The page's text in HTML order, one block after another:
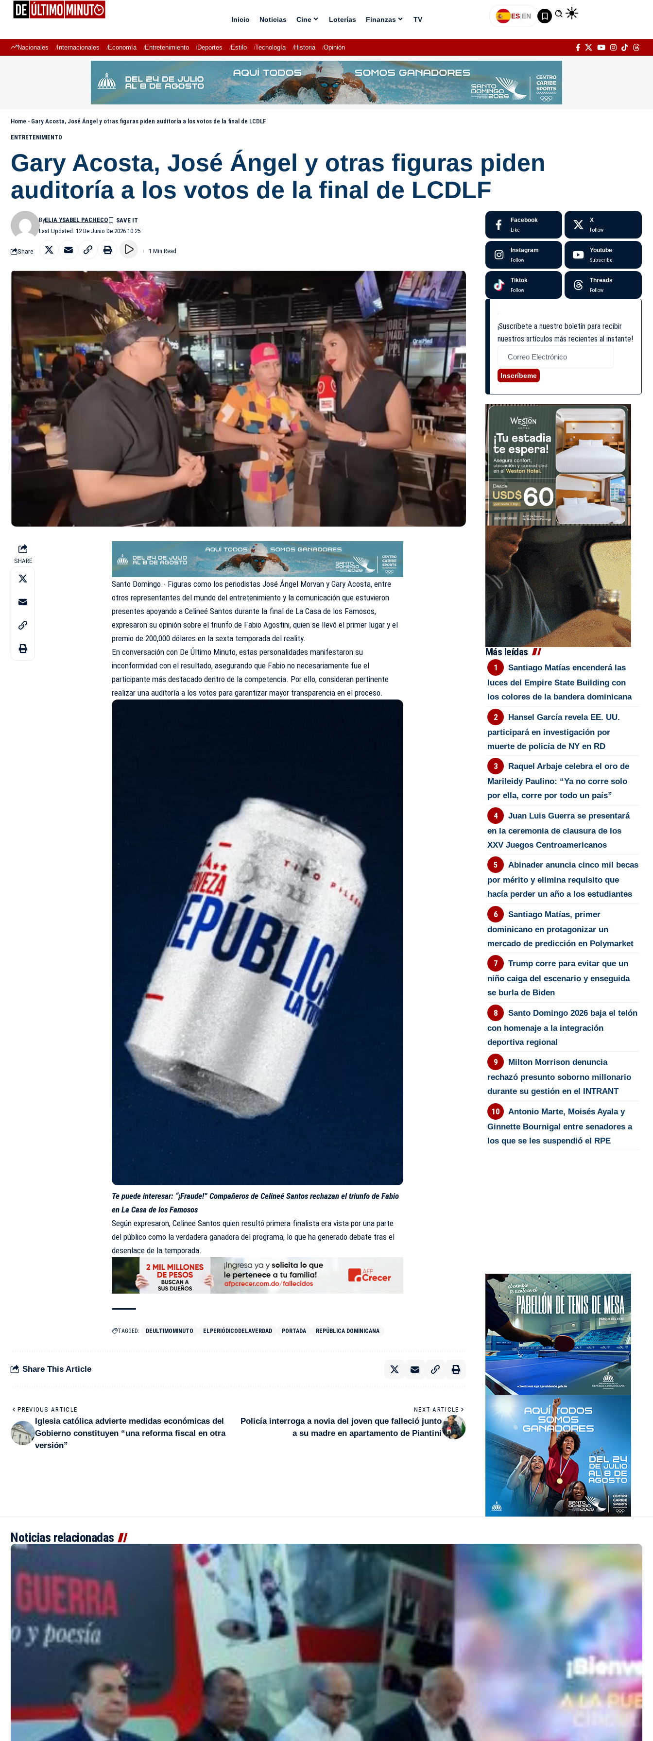
Inicio Noticias Cine Loterías Finanzas TV ES|EN
Nacionales Internacionales Economía Entretenimiento Deportes Estilo Tecnología Historia Opinión
Home - Gary Acosta, José Ángel y otras figuras piden auditoría a los votos de la final de LCDLF
ENTRETENIMIENTO
Gary Acosta, José Ángel y otras figuras piden
auditoría a los votos de la final de LCDLF
Last Updated: 12 De Junio De 2026 10:25
ByELIA YSABEL PACHECO
Share 1 Min Read
SHARE
Santo Domingo.- Figuras como los periodistas José Ángel Morvan y Gary Acosta, entre
otros representantes del mundo del entretenimiento y la comunicación que estuvieron
presentes apoyando a Celineé Santos durante la final de La Casa de los Famosos,
expresaron su opinión sobre el triunfo de Fabio Agostini, quien se llevó el primer lugar y el
premio de 200,000 dólares en la sexta temporada del reality.
En conversación con De Último Minuto, estas personalidades manifestaron su
inconformidad con el resultado, asegurando que Fabio no necesariamente fue el
participante más destacado dentro de la competencia. Por ello, consideran pertinente
realizar una auditoría a los votos para garantizar mayor transparencia en el proceso.
Te puede interesar: “¡Fraude!” Compañeros de Celineé Santos rechazan el triunfo de Fabio
en La Casa de los Famosos
Según expresaron, Celinee Santos quien resultó primera finalista era vista por una parte
del público como la verdadera ganadora del programa, lo que ha generado debate tras el
desenlace de la temporada.
TAGGED: DEULTIMOMINUTO ELPERIÓDICODELAVERDAD PORTADA REPÚBLICA DOMINICANA
Share This Article
PREVIOUS ARTICLE
Iglesia católica advierte medidas económicas del
Gobierno constituyen “una reforma fiscal en otra
versión”
NEXT ARTICLE
Policía interroga a novia del joven que falleció junto
a su madre en apartamento de Piantini
Facebook
Like
X
Follow
Instagram
Follow
Youtube
Subscribe
Tiktok
Follow
Threads
Follow
¡Suscríbete a nuestro boletín para recibir
nuestros artículos más recientes al instante!
Inscríbeme
Más leídas
Santiago Matías encenderá las
luces del Empire State Building con
los colores de la bandera dominicana
Hansel García revela EE. UU.
participará en investigación por
muerte de policía de NY en RD
Raquel Arbaje celebra el oro de
Marileidy Paulino: “Ya no corre solo
por ella, corre por todo un país”
Juan Luis Guerra se presentará
en la ceremonia de clausura de los
XXV Juegos Centroamericanos
Abinader anuncia cinco mil becas
por mérito y elimina requisito que
hacía perder un año a los estudiantes
Santiago Matías, primer
dominicano en protagonizar un
mercado de predicción en Polymarket
Trump corre para evitar que un
niño caiga del escenario y enseguida
se burla de Biden
Santo Domingo 2026 baja el telón
con homenaje a la integración
deportiva regional
Milton Morrison denuncia
rechazó presunto soborno millonario
durante su gestión en el INTRANT
Antonio Marte, Moisés Ayala y
Ginnette Bournigal entre senadores a
los que se les suspendió el RPE
Noticias relacionadas